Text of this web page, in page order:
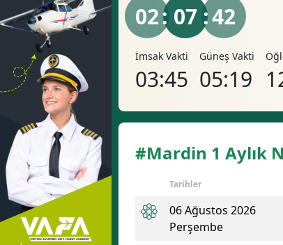
02: 07 :41
İmsak Vakti
03:45
Güneş Vakti
05:19
#Mardin 1 Aylık
Tarihler
06 Ağustos 2026
Perşembe